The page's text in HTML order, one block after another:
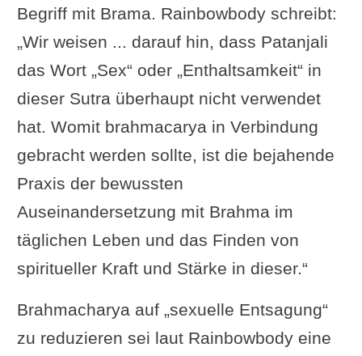
Begriff mit Brama. Rainbowbody schreibt:
„Wir weisen ... darauf hin, dass Patanjali
das Wort „Sex“ oder „Enthaltsamkeit“ in
dieser Sutra überhaupt nicht verwendet
hat. Womit brahmacarya in Verbindung
gebracht werden sollte, ist die bejahende
Praxis der bewussten
Auseinandersetzung mit Brahma im
täglichen Leben und das Finden von
spiritueller Kraft und Stärke in dieser.“
Brahmacharya auf „sexuelle Entsagung“
zu reduzieren sei laut Rainbowbody eine